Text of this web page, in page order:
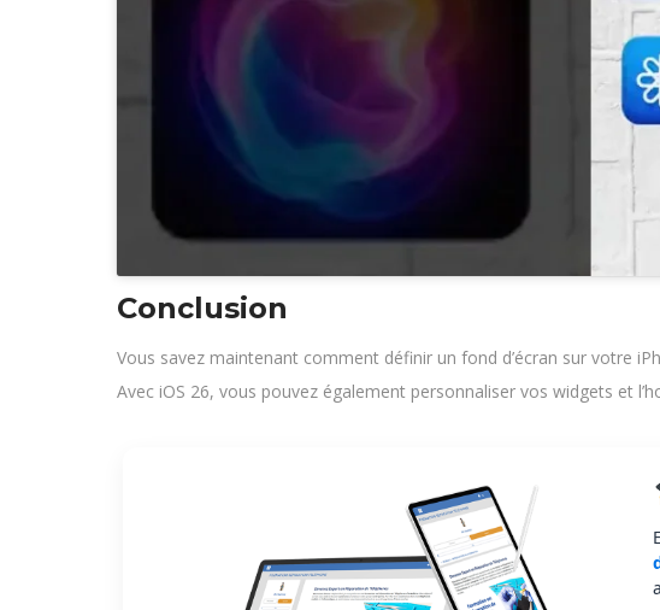
Conclusion
Vous savez maintenant comment définir un fond d’écran sur votre
Avec iOS 26, vous pouvez également personnaliser vos widgets et